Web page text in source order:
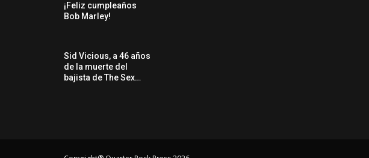
¡Feliz cumpleaños
Bob Marley!
Sid Vicious, a 46 años
de la muerte del
bajista de The Sex…